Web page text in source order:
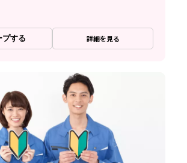
プする 詳細を見る